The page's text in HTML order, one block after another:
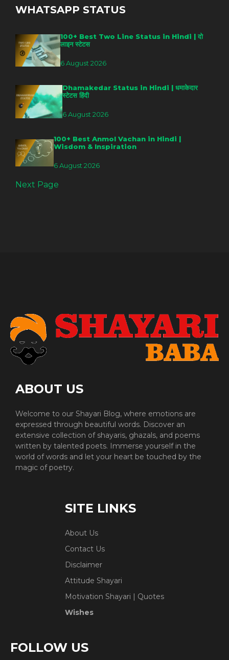
WHATSAPP STATUS
100+ Best Two Line Status in Hindi | दो
लाइन स्टेटस
6 August 2026
Dhamakedar Status in Hindi | धमाकेदार
स्टेटस हिंदी
6 August 2026
100+ Best Anmol Vachan in Hindi |
Wisdom & Inspiration
6 August 2026
Next Page
ABOUT US
Welcome to our Shayari Blog, where emotions are
expressed through beautiful words. Discover an
extensive collection of shayaris, ghazals, and poems
written by talented poets. Immerse yourself in the
world of words and let your heart be touched by the
magic of poetry.
SITE LINKS
About Us
Contact Us
Disclaimer
Attitude Shayari
Motivation Shayari | Quotes
Wishes
FOLLOW US